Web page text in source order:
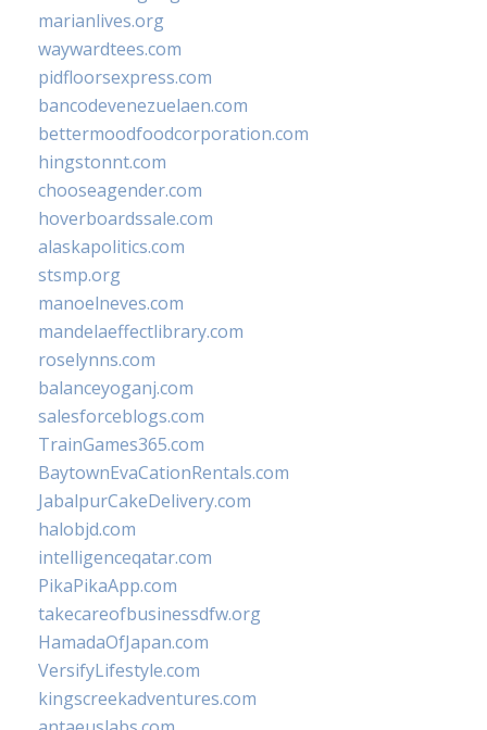
marianlives.org
waywardtees.com
pidfloorsexpress.com
bancodevenezuelaen.com
bettermoodfoodcorporation.com
hingstonnt.com
chooseagender.com
hoverboardssale.com
alaskapolitics.com
stsmp.org
manoelneves.com
mandelaeffectlibrary.com
roselynns.com
balanceyoganj.com
salesforceblogs.com
TrainGames365.com
BaytownEvaCationRentals.com
JabalpurCakeDelivery.com
halobjd.com
intelligenceqatar.com
PikaPikaApp.com
takecareofbusinessdfw.org
HamadaOfJapan.com
VersifyLifestyle.com
kingscreekadventures.com